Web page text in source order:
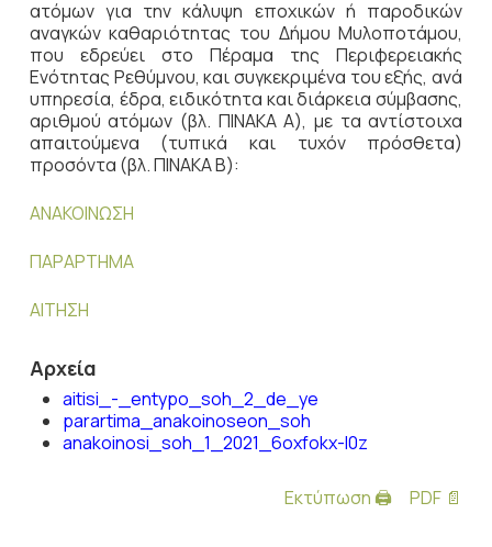
ατόμων για την κάλυψη εποχικών ή παροδικών
αναγκών καθαριότητας του Δήμου Μυλοποτάμου,
που εδρεύει στο Πέραμα της Περιφερειακής
Ενότητας Ρεθύμνου, και συγκεκριμένα του εξής, ανά
υπηρεσία, έδρα, ειδικότητα και διάρκεια σύμβασης,
αριθμού ατόμων (βλ. ΠΙΝΑΚΑ Α), με τα αντίστοιχα
απαιτούμενα (τυπικά και τυχόν πρόσθετα)
προσόντα (βλ. ΠΙΝΑΚΑ Β):
ΑΝΑΚΟΙΝΩΣΗ
ΠΑΡΑΡΤΗΜΑ
ΑΙΤΗΣΗ
Αρχεία
aitisi_-_entypo_soh_2_de_ye
parartima_anakoinoseon_soh
anakoinosi_soh_1_2021_6oxfokx-l0z
Εκτύπωση 🖨 PDF 📄